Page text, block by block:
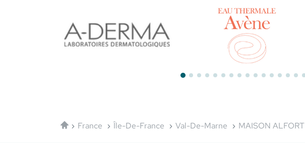
AccueilFrance Île-De-France Val-De-Marne MAISON ALFORT